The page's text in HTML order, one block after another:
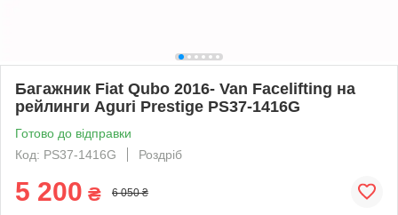
Багажник Fiat Qubo 2016- Van Facelifting на
рейлинги Aguri Prestige PS37-1416G
Готово до відправки
Код: PS37-1416G
Роздріб
5 200 ₴ 6 050 ₴